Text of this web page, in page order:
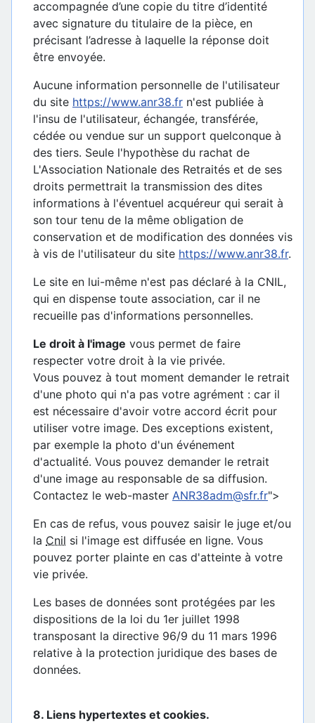
accompagnée d’une copie du titre d’identité
avec signature du titulaire de la pièce, en
précisant l’adresse à laquelle la réponse doit
être envoyée.
Aucune information personnelle de l'utilisateur
du site https://www.anr38.fr n'est publiée à
l'insu de l'utilisateur, échangée, transférée,
cédée ou vendue sur un support quelconque à
des tiers. Seule l'hypothèse du rachat de
L'Association Nationale des Retraités et de ses
droits permettrait la transmission des dites
informations à l'éventuel acquéreur qui serait à
son tour tenu de la même obligation de
conservation et de modification des données vis
à vis de l'utilisateur du site https://www.anr38.fr.
Le site en lui-même n'est pas déclaré à la CNIL,
qui en dispense toute association, car il ne
recueille pas d'informations personnelles.
Le droit à l'image vous permet de faire
respecter votre droit à la vie privée.
Vous pouvez à tout moment demander le retrait
d'une photo qui n'a pas votre agrément : car il
est nécessaire d'avoir votre accord écrit pour
utiliser votre image. Des exceptions existent,
par exemple la photo d'un événement
d'actualité. Vous pouvez demander le retrait
d'une image au responsable de sa diffusion.
Contactez le web-master ANR38adm@sfr.fr">
En cas de refus, vous pouvez saisir le juge et/ou
la Cnil si l'image est diffusée en ligne. Vous
pouvez porter plainte en cas d'atteinte à votre
vie privée.
Les bases de données sont protégées par les
dispositions de la loi du 1er juillet 1998
transposant la directive 96/9 du 11 mars 1996
relative à la protection juridique des bases de
données.
8. Liens hypertextes et cookies.